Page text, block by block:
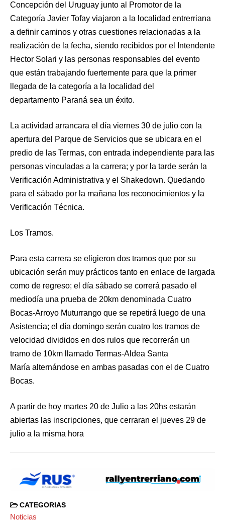
Concepción del Uruguay junto al Promotor de la
Categoría Javier Tofay viajaron a la localidad entrerriana
a definir caminos y otras cuestiones relacionadas a la
realización de la fecha, siendo recibidos por el Intendente
Hector Solari y las personas responsables del evento
que están trabajando fuertemente para que la primer
llegada de la categoría a la localidad del
departamento Paraná sea un éxito.
La actividad arrancara el día viernes 30 de julio con la
apertura del Parque de Servicios que se ubicara en el
predio de las Termas, con entrada independiente para las
personas vinculadas a la carrera; y por la tarde serán la
Verificación Administrativa y el Shakedown. Quedando
para el sábado por la mañana los reconocimientos y la
Verificación Técnica.
Los Tramos.
Para esta carrera se eligieron dos tramos que por su
ubicación serán muy prácticos tanto en enlace de largada
como de regreso; el día sábado se correrá pasado el
mediodía una prueba de 20km denominada Cuatro
Bocas-Arroyo Muturrango que se repetirá luego de una
Asistencia; el día domingo serán cuatro los tramos de
velocidad divididos en dos rulos que recorrerán un
tramo de 10km llamado Termas-Aldea Santa
María alternándose en ambas pasadas con el de Cuatro
Bocas.
A partir de hoy martes 20 de Julio a las 20hs estarán
abiertas las inscripciones, que cerraran el jueves 29 de
julio a la misma hora
CATEGORIAS
Noticias